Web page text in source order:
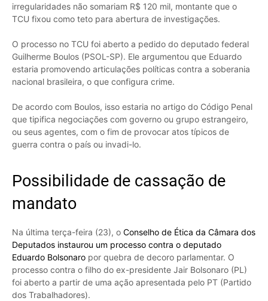
irregularidades não somariam R$ 120 mil, montante que o
TCU fixou como teto para abertura de investigações.
O processo no TCU foi aberto a pedido do deputado federal
Guilherme Boulos (PSOL-SP). Ele argumentou que Eduardo
estaria promovendo articulações políticas contra a soberania
nacional brasileira, o que configura crime.
De acordo com Boulos, isso estaria no artigo do Código Penal
que tipifica negociações com governo ou grupo estrangeiro,
ou seus agentes, com o fim de provocar atos típicos de
guerra contra o país ou invadi-lo.
Possibilidade de cassação de
mandato
Na última terça-feira (23), o Conselho de Ética da Câmara dos
Deputados instaurou um processo contra o deputado
Eduardo Bolsonaro por quebra de decoro parlamentar. O
processo contra o filho do ex-presidente Jair Bolsonaro (PL)
foi aberto a partir de uma ação apresentada pelo PT (Partido
dos Trabalhadores).